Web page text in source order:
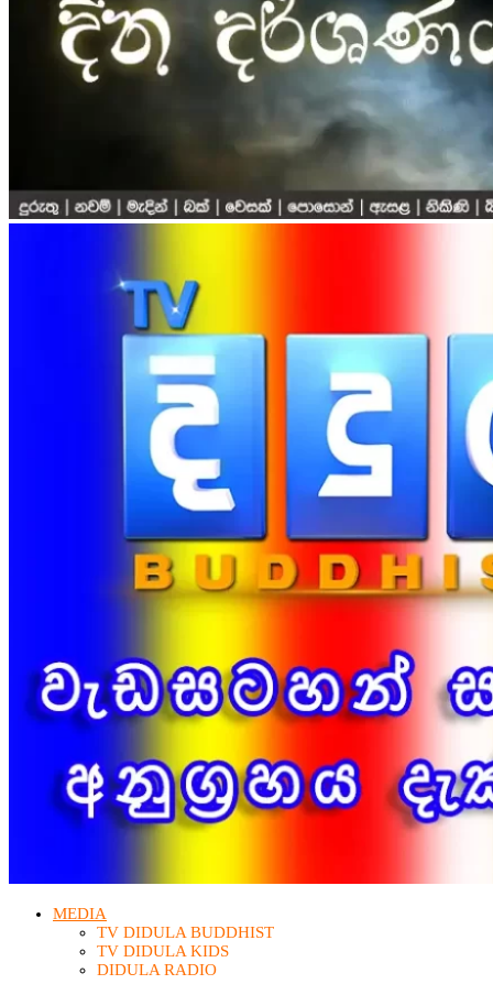
MEDIA
TV DIDULA BUDDHIST​
TV DIDULA KIDS
DIDULA RADIO